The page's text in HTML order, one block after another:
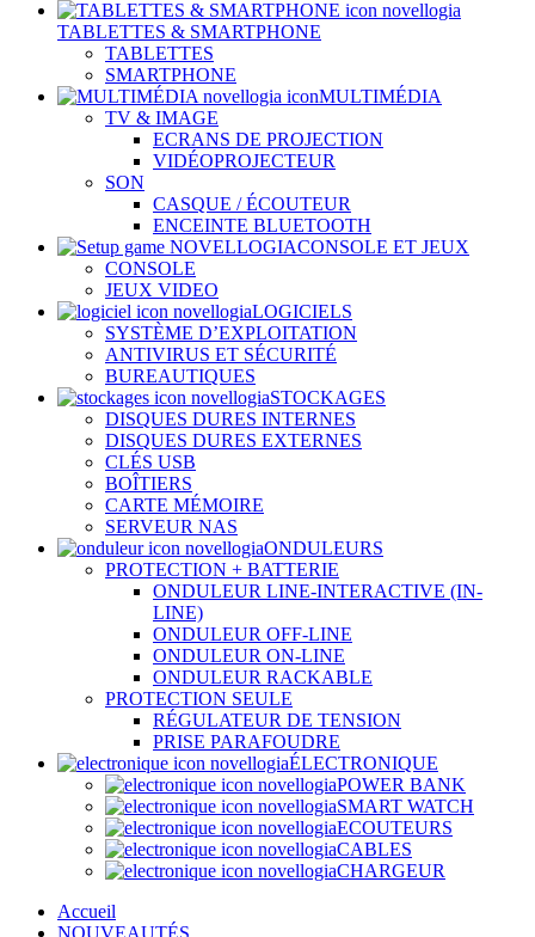
TABLETTES & SMARTPHONE
TABLETTES
SMARTPHONE
MULTIMÉDIA
TV & IMAGE
ECRANS DE PROJECTION
VIDÉOPROJECTEUR
SON
CASQUE / ÉCOUTEUR
ENCEINTE BLUETOOTH
CONSOLE ET JEUX
CONSOLE
JEUX VIDEO
LOGICIELS
SYSTÈME D’EXPLOITATION
ANTIVIRUS ET SÉCURITÉ
BUREAUTIQUES
STOCKAGES
DISQUES DURES INTERNES
DISQUES DURES EXTERNES
CLÉS USB
BOÎTIERS
CARTE MÉMOIRE
SERVEUR NAS
ONDULEURS
PROTECTION + BATTERIE
ONDULEUR LINE-INTERACTIVE (IN-
LINE)
ONDULEUR OFF-LINE
ONDULEUR ON-LINE
ONDULEUR RACKABLE
PROTECTION SEULE
RÉGULATEUR DE TENSION
PRISE PARAFOUDRE
ÉLECTRONIQUE
POWER BANK
SMART WATCH
ECOUTEURS
CABLES
CHARGEUR
Accueil
NOUVEAUTÉS